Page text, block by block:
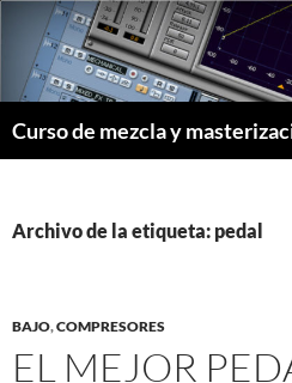
contenido
Curso de mezcla y
Archivo de la etiqueta: pedal
BAJO,COMPRESORES
EL MEJOR